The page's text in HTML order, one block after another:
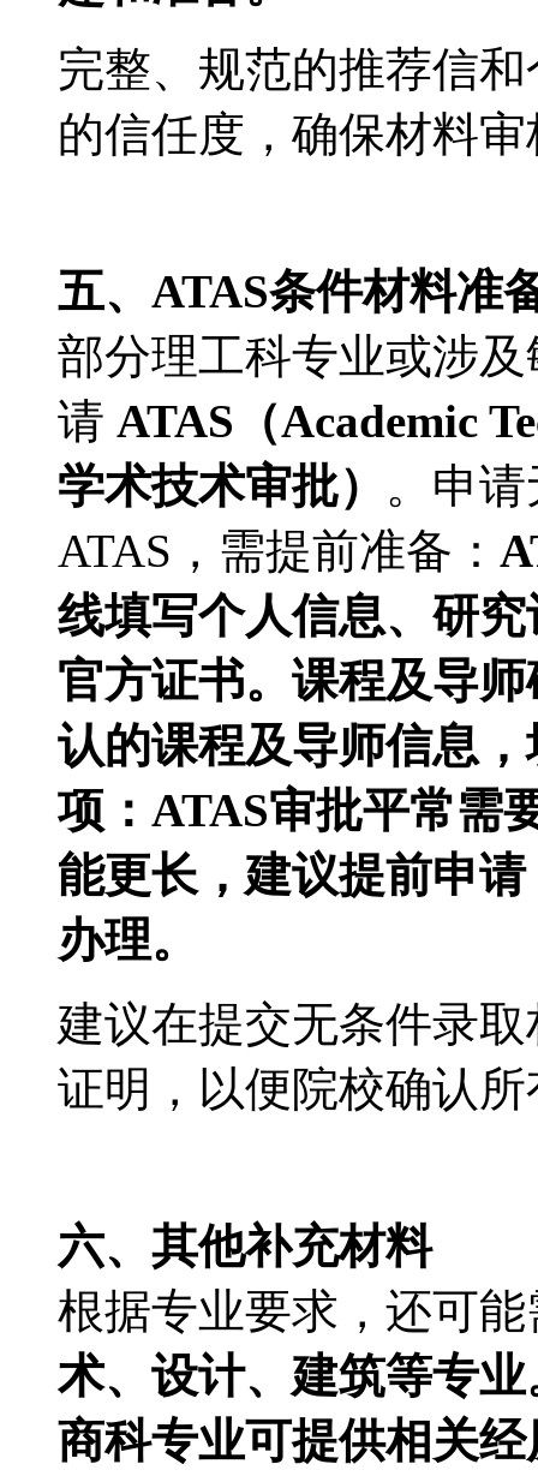
完整、规范的推荐信
的信任度，确保材料
五、ATAS条件材料准
部分理工科专业或涉
请 ATAS（Academic
学术技术审批） 。申
ATAS，需提前准备：
线填写个人信息、研
官方证书。课程及导
认的课程及导师信息
项：ATAS审批平常需
能更长，建议提前申
办理。
建议在提交无条件录
证明，以便院校确认
六、其他补充材料
根据专业要求，还可
术、设计、建筑等专
商科专业可提供相关